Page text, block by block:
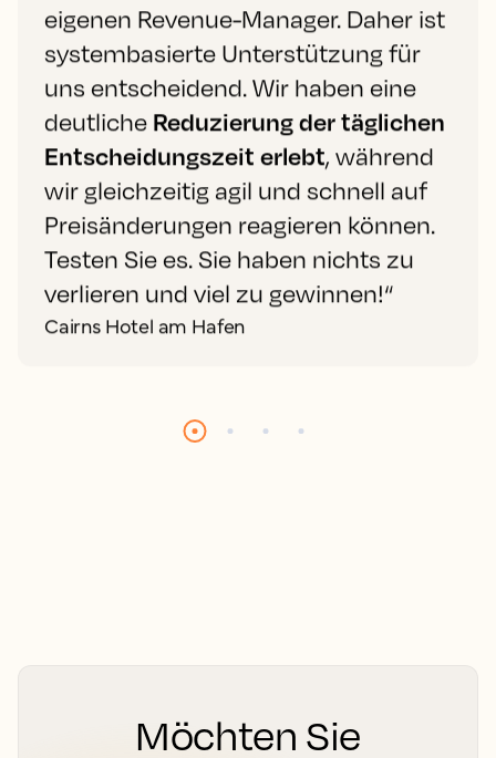
eigenen Revenue-Manager. Daher ist
systembasierte Unterstützung für
uns entscheidend. Wir haben eine
deutliche Reduzierung der täglichen
Entscheidungszeit erlebt, während
wir gleichzeitig agil und schnell auf
Preisänderungen reagieren können.
Testen Sie es. Sie haben nichts zu
verlieren und viel zu gewinnen!“
Cairns Hotel am Hafen
Möchten Sie